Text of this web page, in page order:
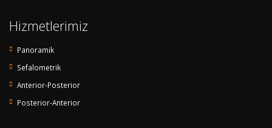
Hizmetlerimiz
Panoramik
Sefalometrik
Anterior-Posterior
Posterior-Anterior